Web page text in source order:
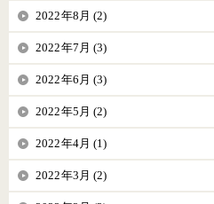
2022年8月 (2)
2022年7月 (3)
2022年6月 (3)
2022年5月 (2)
2022年4月 (1)
2022年3月 (2)